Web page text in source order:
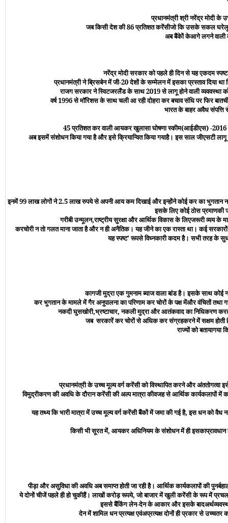
प्रधानमंत्री श्री नरेंद्र मोदी के
जब किसी देश की 86 प्रतिशत करेंसीजो कि उसके सकल घरेलू
अब बैंकेों केआगे लगने वाली
नरेंद्र मोदी सरकार को पहले ही दिन से यह एकदम
प्रधानमंत्री ने ब्रिसबेन में जी-20 देशों के सम्मेलन में इसका प्रस्ताव दिया
राजग सरकार ने स्विटजरलैंड के साथ 2019 से लागू होने वाली व्यववस्था
वर्ष 1996 से मॉरिशस के साथ चली आ रही दोहरा कर बचाव संधि पर फिर
भारत के बाहर अवैध
45 प्रतिशत कर वाली आयकर खुलासा घोषणा स्कीम(आईडीएस) -2016
अब इसमें संशोधन किया गया है और इसे क्रियान्वित किया गयाहै। इस साल जीएसटी लागू
इनमें 99 लाख लोगों ने 2.5 लाख रुपये से अपनी आय कम दिखाई और इन्होंने कोई कर का भुगतान
इसके लिए कोई ठोस प्रमाणकी
गरीबी उन्मूलन,राष्ट्रीय सुरक्षा और आर्थिक विकास के लिएजरूरी व्यय
करचोरी न तो गलत माना जाता है और न ही अनैतिक। यह जीने का एक रास्ता था। कई
यह स्पष्ट’रूपसे विध्नकारी कदम है। सभी तरह के
कागजी मुद्रा एक गुमनाम ब्याज वाला बांड है। इसके साथ कोई
कर भुगतान के मामले में गैर अनुपालना का परिणाम कर चोरों के पक्ष मेंऔर वंचितों तथा
नकदी घुसखोरी,भ्रष्टाचार,नकली मुद्रा और आतंकवाद का निधिकरण
जब सरकारें कर चोरों से अधिक कर संग्रहकरने में सक्षम होती
राज्यों को
प्रधानमंत्री के उच्च मूल्य वर्ग करेंसी को विस्थापित करने और
विमुद्रीकरण की अवधि के दौरान करेंसी की अल्प मात्रा कीवजह से आर्थिक कार्यकलापों में
यह तथ्य कि भारी मात्रा में उच्च मूल्य वर्ग करेंसी बैंकों में जमा की गई है, इस धन को
किसी भी सूरत में, आयकर अधिनियम के संशोधन में ही इसकाप्रावधान
पीड़ा और असुविधा की अवधि अब समाप्त होती जा रही है। आर्थिक कार्यकलापों की
ये दोनों चीजें पहले ही हो चुकीहैं। लाखों करोड़ रूपये, जो बाजार में खुली करेंसी के रूप में
इससे बैंकिंग लेन-देन के आकार और इसके बादअर्थव्यवस्था
देन में शामिल धन प्रत्यक्ष एवंअप्रत्यक्ष दोनों ही प्रकार से